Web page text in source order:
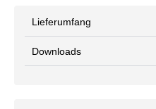
Lieferumfang
Downloads